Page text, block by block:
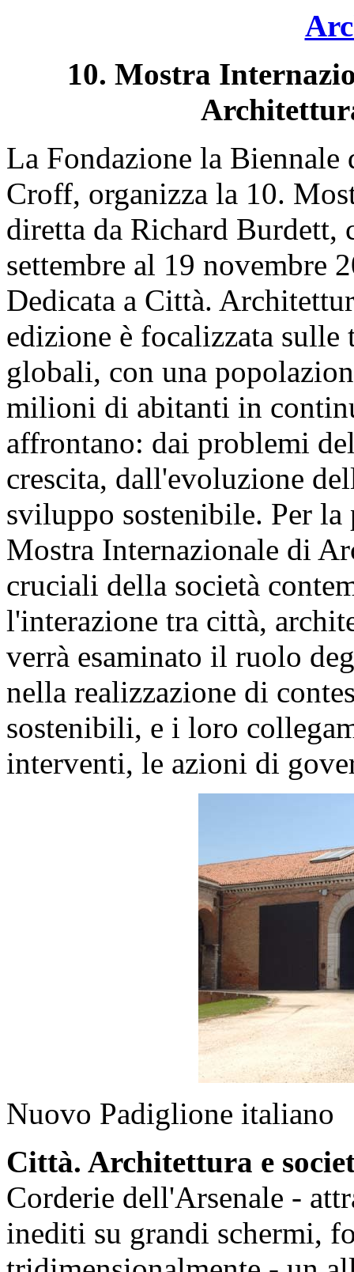
10. Mostra
La Fondazione la Biennale
Croff, organizza la 10.
diretta da Richard Burdett,
settembre al 19 novembre
Dedicata a Città.
edizione è focalizzata sulle
globali, con una
milioni di abitanti in
affrontano: dai problemi
crescita, dall'evoluzione
sviluppo sostenibile. Per
Mostra Internazionale di
cruciali della società
l'interazione tra città,
verrà esaminato il ruolo
nella realizzazione di
sostenibili, e i loro
interventi, le azioni di
Nuovo Padiglione italiano
Città. Architettura e
Corderie dell'Arsenale -
inediti su grandi schermi,